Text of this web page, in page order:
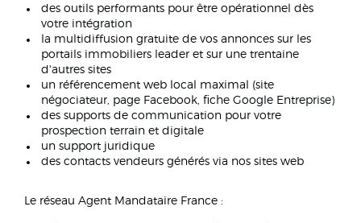
des outils performants pour être opérationnel dès
votre intégration
la multidiffusion gratuite de vos annonces sur les
portails immobiliers leader et sur une trentaine
d'autres sites
un référencement web local maximal (site
négociateur, page Facebook, fiche Google Entreprise)
des supports de communication pour votre
prospection terrain et digitale
un support juridique
des contacts vendeurs générés via nos sites web
Le réseau Agent Mandataire France :